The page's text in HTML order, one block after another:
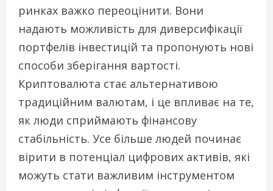
ринках важко переоцінити. Вони
надають можливість для диверсифікації
портфелів інвестицій та пропонують нові
способи зберігання вартості.
Криптовалюта стає альтернативою
традиційним валютам, і це впливає на те,
як люди сприймають фінансову
стабільність. Усе більше людей починає
вірити в потенціал цифрових активів, які
можуть стати важливим інструментом